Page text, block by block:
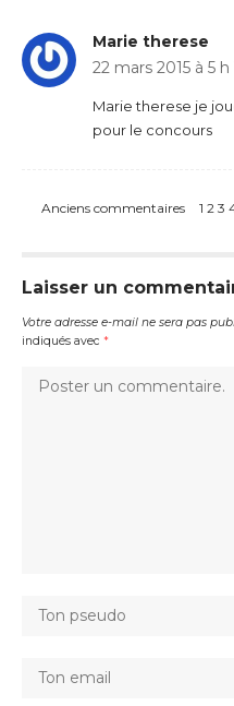
Marie therese
22 mars 2015 à 5 h
Marie therese je
pour le concours
Anciens commentaires 1 2 3
Laisser un
Votre adresse e-mail ne sera pas
indiqués avec *